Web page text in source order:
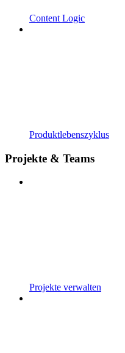
Content Logic
Produktlebenszyklus
Projekte & Teams
Projekte verwalten